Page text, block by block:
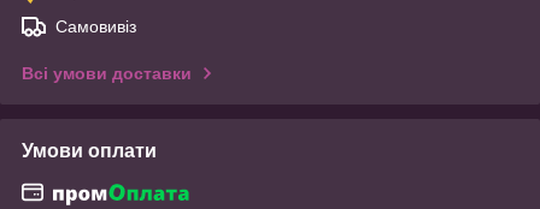
Самовивіз
Всі умови доставки
Умови оплати